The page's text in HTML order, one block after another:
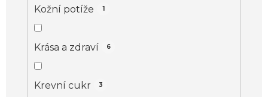
Kožní potíže 1
Krása a zdraví 6
Krevní cukr 3